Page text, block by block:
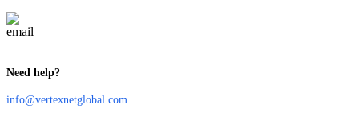
Need help?
info@vertexnetglobal.com